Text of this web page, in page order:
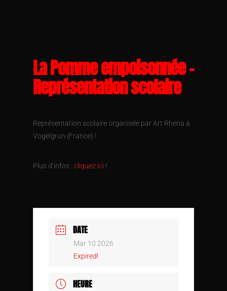
La Pomme empoisonnée –
Représentation scolaire
Représentation scolaire organisée par Art Rhena à
Vogelgrun (France) !
Plus d’infos : cliquez ici !
DATE
Mar 10 2026
Expired!
HEURE